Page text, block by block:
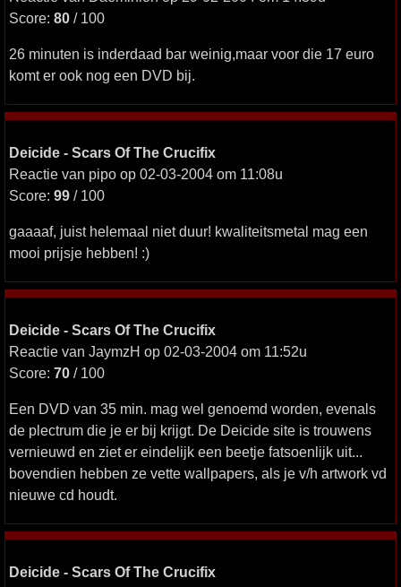
Score: 80 / 100
26 minuten is inderdaad bar weinig,maar voor die 17 euro
komt er ook nog een DVD bij.
Deicide - Scars Of The Crucifix
Reactie van pipo op 02-03-2004 om 11:08u
Score: 99 / 100
gaaaaf, juist helemaal niet duur! kwaliteitsmetal mag een
mooi prijsje hebben! :)
Deicide - Scars Of The Crucifix
Reactie van JaymzH op 02-03-2004 om 11:52u
Score: 70 / 100
Een DVD van 35 min. mag wel genoemd worden, evenals
de plectrum die je er bij krijgt. De Deicide site is trouwens
vernieuwd en ziet er eindelijk een beetje fatsoenlijk uit...
bovendien hebben ze vette wallpapers, als je v/h artwork vd
nieuwe cd houdt.
Deicide - Scars Of The Crucifix